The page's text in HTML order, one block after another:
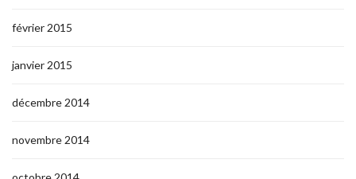
février 2015
janvier 2015
décembre 2014
novembre 2014